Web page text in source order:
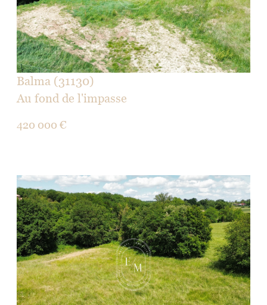
Balma (31130)
Au fond de l'impasse
420 000 €
voir le bien